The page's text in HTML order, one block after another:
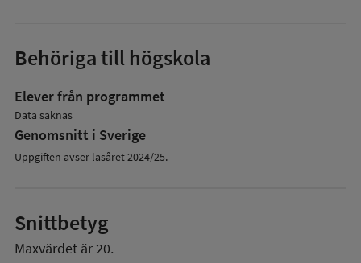
Behöriga till högskola
Elever från programmet
Data saknas
Genomsnitt i Sverige
Uppgiften avser läsåret 2024/25.
Snittbetyg
Maxvärdet är 20.